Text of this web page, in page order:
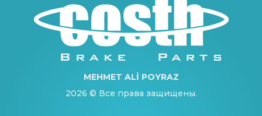
MEHMET ALİ POYRAZ
2026 © Все права защищены.